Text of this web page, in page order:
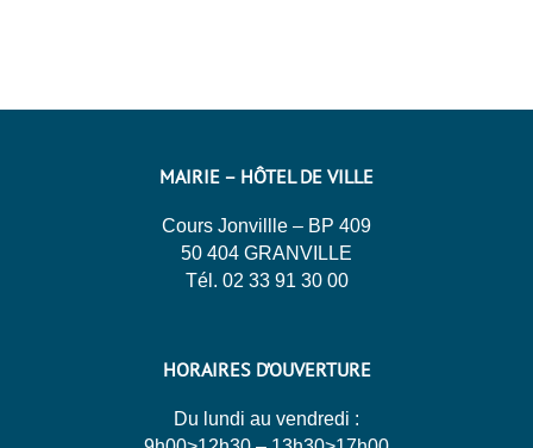
MAIRIE – HÔTEL DE VILLE
Cours Jonvillle – BP 409
50 404 GRANVILLE
Tél. 02 33 91 30 00
HORAIRES D’OUVERTURE
Du lundi au vendredi :